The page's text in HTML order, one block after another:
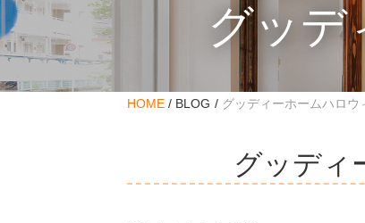
グッ
HOME BLOG グッディーホームハロ
グッディ